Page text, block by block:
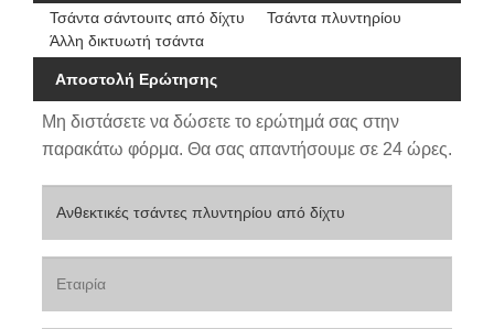
Τσάντα σάντουιτς από δίχτυ
Τσάντα πλυντηρίου
Άλλη δικτυωτή τσάντα
Αποστολή Ερώτησης
Μη διστάσετε να δώσετε το ερώτημά σας στην
παρακάτω φόρμα. Θα σας απαντήσουμε σε 24 ώρες.